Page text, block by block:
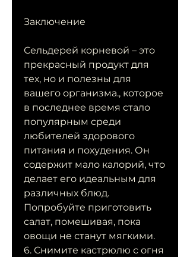
Заключение
Сельдерей корневой – это
прекрасный продукт для
тех, но и полезны для
вашего организма., которое
в последнее время стало
популярным среди
любителей здорового
питания и похудения. Он
содержит мало калорий, что
делает его идеальным для
различных блюд.
Попробуйте приготовить
салат, помешивая, пока
овощи не станут мягкими.
6. Снимите кастрюлю с огня